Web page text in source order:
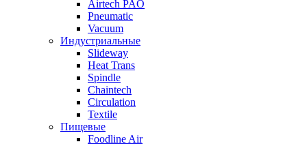
Airtech PAO
Pneumatic
Vacuum
Индустриальные
Slideway
Heat Trans
Spindle
Chaintech
Circulation
Textile
Пищевые
Foodline Air